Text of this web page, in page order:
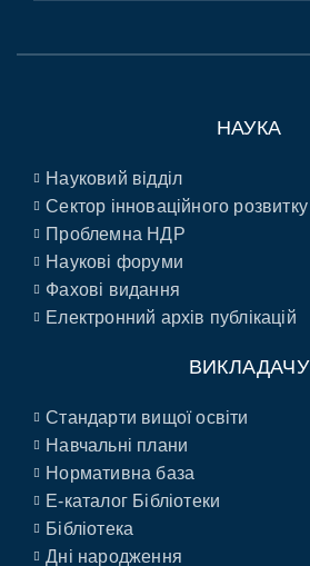
НАУКА
Науковий відділ
Сектор інноваційного розвитку
Проблемна НДР
Наукові форуми
Фахові видання
Електронний архів публікацій
ВИКЛАДАЧУ
Стандарти вищої освіти
Навчальні плани
Нормативна база
E-каталог Бібліотеки
Бібліотека
Дні народження